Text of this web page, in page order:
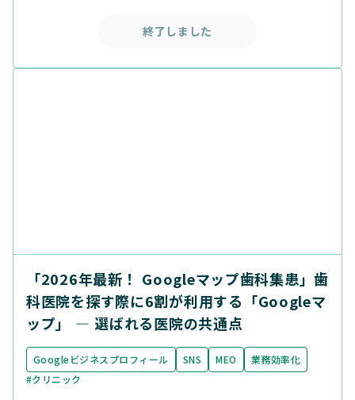
終了しました
「2026年最新！ Googleマップ歯科集患」歯
科医院を探す際に6割が利用する「Googleマ
ップ」 ― 選ばれる医院の共通点
Googleビジネスプロフィール SNS MEO
業務効率化
#クリニック